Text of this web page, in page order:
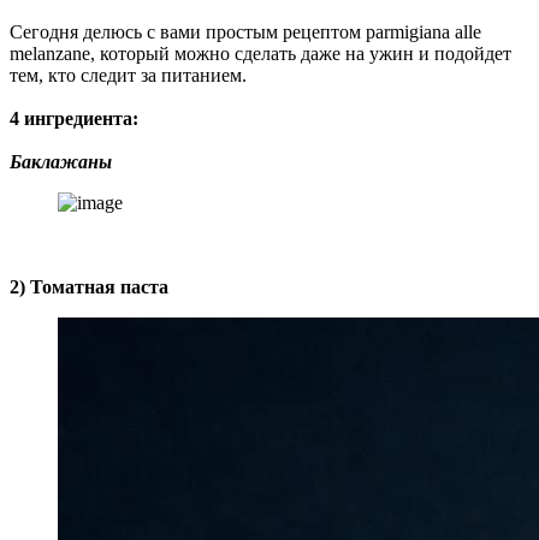
Сегодня делюсь с вами простым рецептом parmigiana alle
melanzane, который можно сделать даже на ужин и подойдет
тем, кто следит за питанием.
4 ингредиента:
Баклажаны
2) Томатная паста